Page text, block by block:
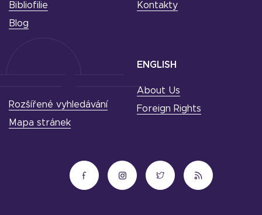
Bibliofilie
Blog
Kontakty
ENGLISH
About Us
Foreign Rights
Rozšířené vyhledávání
Mapa stránek